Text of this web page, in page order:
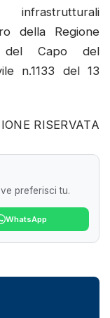
infrastrutturali
della Regione
del Capo del
n.1133 del 13
RISERVATA
preferisci tu.
WhatsApp